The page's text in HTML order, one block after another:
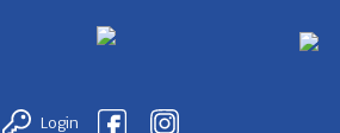
Login